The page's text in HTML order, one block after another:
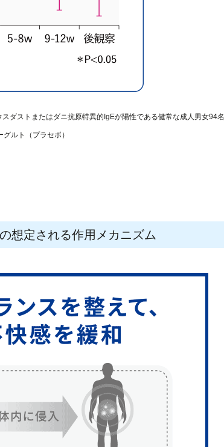
ダストまたはダニ抗原特異的IgEが陽性である健常な成人男女94名
ルト（プラセボ）
想定される作用メカニズム